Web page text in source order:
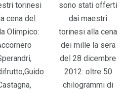
torinesi
cena del
Olimpico:
sono stati offerti
dai maestri
torinesi alla cena
dei mille la sera
del 28 dicembre
2012: oltre 50
chilogrammi di